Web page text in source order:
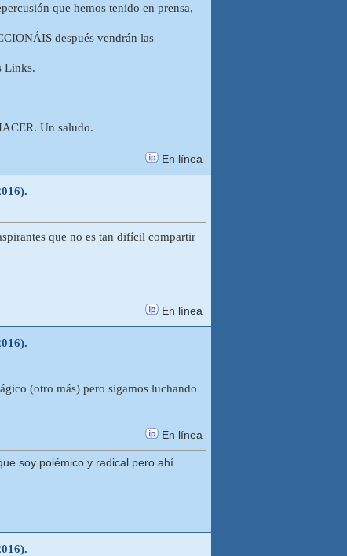
que hemos tenido en prensa,
después vendrán las
Links.
Un saludo.
En línea
que no es tan difícil compartir
En línea
(otro más) pero sigamos luchando
En línea
soy polémico y radical pero ahí